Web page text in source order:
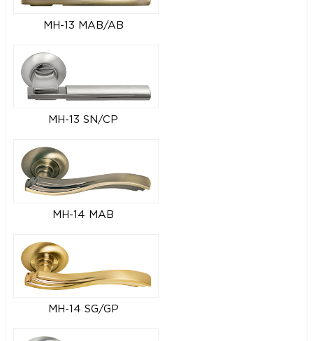
MH-13 MAB/AB
MH-13 SN/CP
MH-14 MAB
MH-14 SG/GP